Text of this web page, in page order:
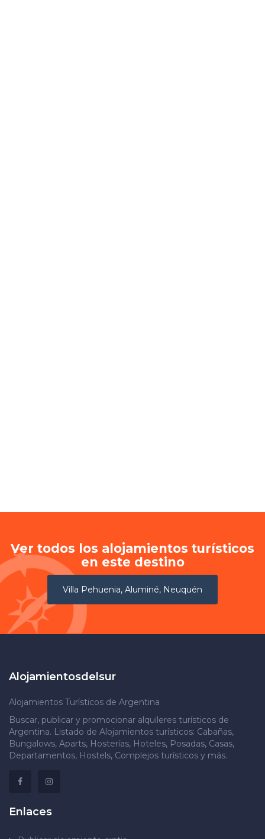
Ver todos los alojamientos turísticos
en este destino
Villa Pehuenia, Aluminé, Neuquén
Alojamientosdelsur
Alojamientos Turísticos de Argentina
Buscar, publicar y promocionar alquileres turísticos de
Argentina. Listado de Alojamientos turísticos: Cabañas,
Bungalows, Aparts, Hosterías, Hoteles, Posadas, Casas,
Departamentos, Hostels, Complejos turísticos y más.
Enlaces